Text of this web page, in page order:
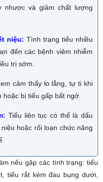
nhược và giảm chất lượng
niệu: Tình trạng tiểu nhiều
đến các bệnh viêm nhiễm
trị sớm.
cảm thấy lo lắng, tự ti khi
bị tiểu gấp bất ngờ.
Tiểu liên tục có thể là dấu
hoặc rối loạn chức năng
nếu gặp các tình trạng: tiểu
tiểu rắt kèm đau bụng dưới,